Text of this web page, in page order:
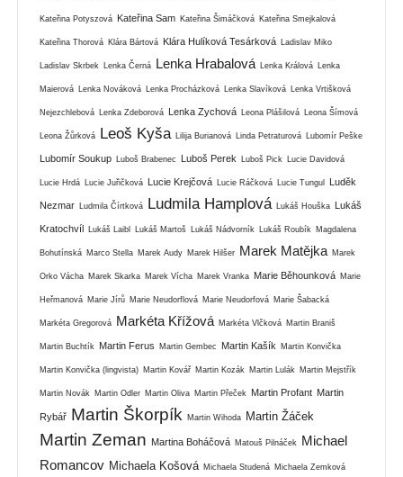
Kateřina Potyszová Kateřina Sam Kateřina Šimáčková Kateřina Smejkalová
Kateřina Thorová Klára Bártová Klára Hulíková Tesárková Ladislav Miko
Ladislav Skrbek Lenka Černá Lenka Hrabalová Lenka Králová Lenka
Maierová Lenka Nováková Lenka Procházková Lenka Slavíková Lenka Vrtišková
Nejezchlebová Lenka Zdeborová Lenka Zychová Leona Plášilová Leona Šímová
Leona Žůrková Leoš Kyša Lilija Burianová Linda Petraturová Lubomír Peške
Lubomír Soukup Luboš Brabenec Luboš Perek Luboš Pick Lucie Davidová
Lucie Hrdá Lucie Juřičková Lucie Krejčová Lucie Ráčková Lucie Tungul Luděk
Nezmar Ludmila Čírtková Ludmila Hamplová Lukáš Houška Lukáš
Kratochvíl Lukáš Laibl Lukáš Martoš Lukáš Nádvorník Lukáš Roubík Magdalena
Bohutínská Marco Stella Marek Audy Marek Hilšer Marek Matějka Marek
Orko Vácha Marek Skarka Marek Vícha Marek Vranka Marie Běhounková Marie
Heřmanová Marie Jírů Marie Neudorflová Marie Neudorfová Marie Šabacká
Markéta Gregorová Markéta Křížová Markéta Vlčková Martin Braniš
Martin Buchtík Martin Ferus Martin Gembec Martin Kašík Martin Konvička
Martin Konvička (lingvista) Martin Kovář Martin Kozák Martin Lulák Martin Mejstřík
Martin Novák Martin Odler Martin Oliva Martin Přeček Martin Profant Martin
Rybář Martin Škorpík Martin Wihoda Martin Žáček
Martin Zeman Martina Boháčová Matouš Pilnáček
Michael
Romancov Michaela Košová Michaela Studená Michaela Zemková